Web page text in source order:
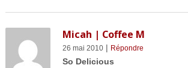
Micah | Coffee M
26 mai 2010| Répondre
So Delicious